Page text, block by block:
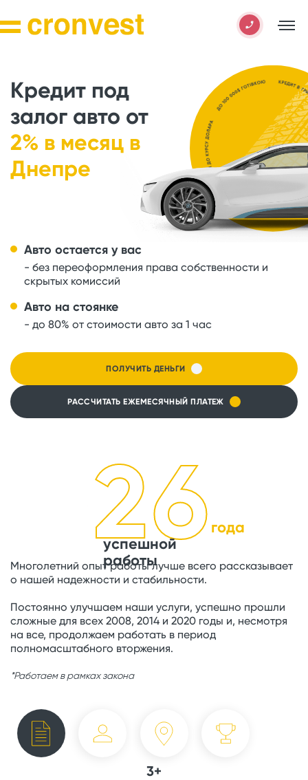
Кредит под
залог авто от
2% в месяц в
Днепре
Авто остается у вас
- без переоформления права собственности и
скрытых комиссий
Авто на стоянке
- до 80% от стоимости авто за 1 час
ПОЛУЧИТЬ ДЕНЬГИ
РАССЧИТАТЬ ЕЖЕМЕСЯЧНЫЙ ПЛАТЕЖ
Многолетний опыт работы лучше всего рассказывает
о нашей надежности и стабильности.
Постоянно улучшаем наши услуги, успешно прошли
сложные для всех 2008, 2014 и 2020 годы и, несмотря
на все, продолжаем работать в период
полномасштабного вторжения.
*Работаем в рамках закона
26года
успешной
работы
3+